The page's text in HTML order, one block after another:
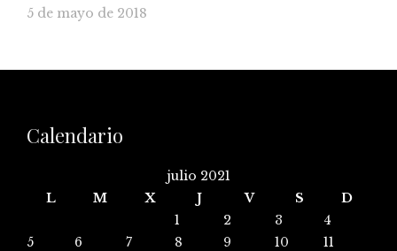
5 de mayo de 2018
Calendario
julio 2021
L
M X J V S
D
1
2 3
4
5
6 7 8 9 10
11